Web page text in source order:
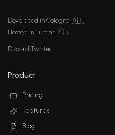
Developed in Cologne 🇩🇪
Hosted in Europe 🇪🇺
Discord•Twitter
Product
Pricing
Features
Blog